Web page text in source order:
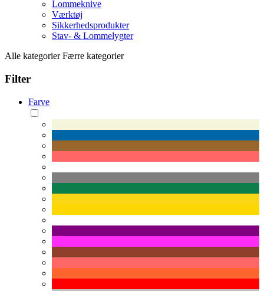
Lommeknive
Værktøj
Sikkerhedsprodukter
Stav- & Lommelygter
Alle kategorier Færre kategorier
Filter
Farve